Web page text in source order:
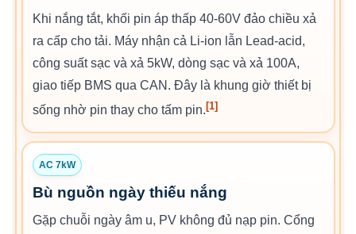
Khi nắng tắt, khối pin áp thấp 40-60V đảo chiều xả
ra cấp cho tải. Máy nhận cả Li-ion lẫn Lead-acid,
công suất sạc và xả 5kW, dòng sạc và xả 100A,
giao tiếp BMS qua CAN. Đây là khung giờ thiết bị
sống nhờ pin thay cho tấm pin. [1]
AC 7kW
Bù nguồn ngày thiếu nắng
Gặp chuỗi ngày âm u, PV không đủ nạp pin. Cổng